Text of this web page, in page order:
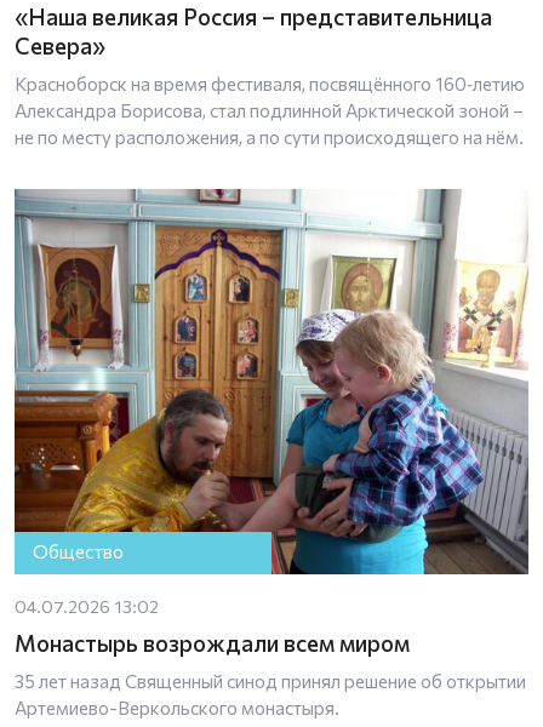
«Наша великая Россия – представительница
Севера»
Красноборск на время фестиваля, посвящённого 160‑летию
Александра Борисова, стал подлинной Арктической зоной –
не по месту расположения, а по сути происходящего на нём.
Общество
04.07.2026 13:02
Монастырь возрождали всем миром
35 лет назад Священный синод принял решение об открытии
Артемиево-Веркольского монастыря.